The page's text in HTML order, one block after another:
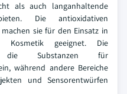
als auch langanhaltende
Die antioxidativen
sie für den Einsatz in
Kosmetik geeignet. Die
die Substanzen für
während andere Bereiche
und Sensorentwürfen